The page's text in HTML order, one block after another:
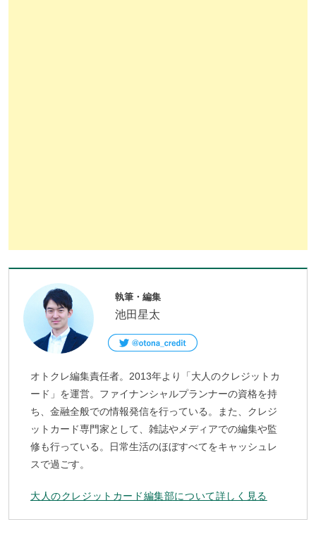
執筆・編集
池田星太
オトクレ編集責任者。2013年より「大人のクレジットカ
ード」を運営。ファイナンシャルプランナーの資格を持
ち、金融全般での情報発信を行っている。また、クレジ
ットカード専門家として、雑誌やメディアでの編集や監
修も行っている。日常生活のほぼすべてをキャッシュレ
スで過ごす。
大人のクレジットカード編集部について詳しく見る